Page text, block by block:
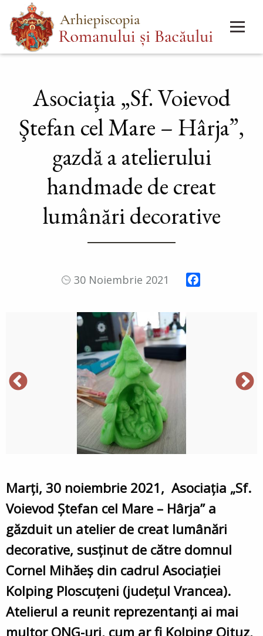
Mergi
la
conţinutul
Main
menu
Asociaţia „Sf. Voievod
Ştefan cel Mare – Hârja”,
gazdă a atelierului
handmade de creat
lumânări decorative
30 Noiembrie 2021
Marți, 30 noiembrie 2021, Asociaţia „Sf.
Voievod Ștefan cel Mare – Hârja” a
găzduit un atelier de creat lumânări
decorative, susţinut de către domnul
Cornel Mihăeş din cadrul Asociaţiei
Kolping Ploscuţeni (judeţul Vrancea).
Atelierul a reunit reprezentanţi ai mai
multor ONG-uri, cum ar fi Kolping Oituz,